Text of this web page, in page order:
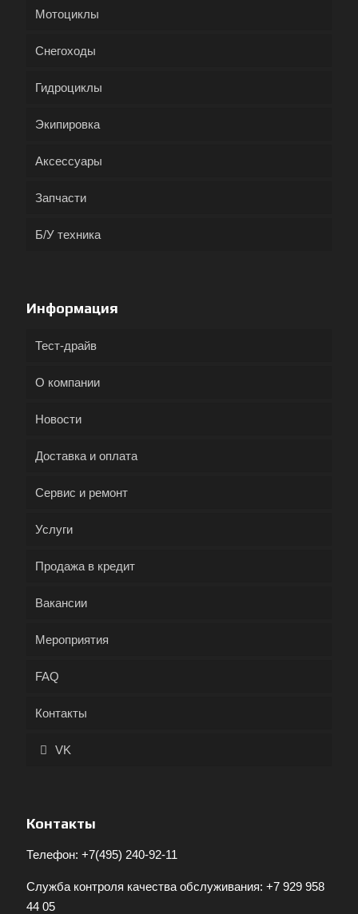
Мотоциклы
Снегоходы
Гидроциклы
Экипировка
Аксессуары
Запчасти
Б/У техника
Информация
Тест-драйв
О компании
Новости
Доставка и оплата
Сервис и ремонт
Услуги
Продажа в кредит
Вакансии
Мероприятия
FAQ
Контакты
VK
Контакты
Телефон: +7(495) 240-92-11
Служба контроля качества обслуживания: +7 929 958
44 05